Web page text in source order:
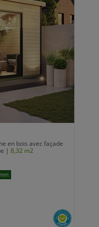
en bois avec façade
| 8,32 m2